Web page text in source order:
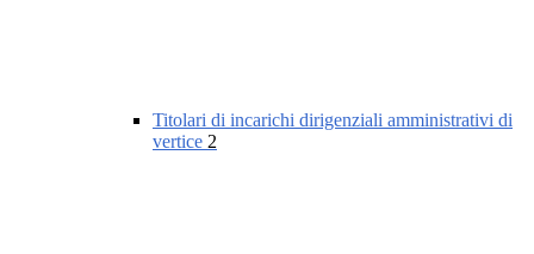
Titolari di incarichi dirigenziali amministrativi di
vertice 2